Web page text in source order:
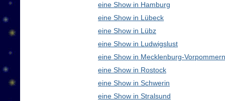
eine Show in Hamburg
eine Show in Lübeck
eine Show in Lübz
eine Show in Ludwigslust
eine Show in Mecklenburg-
eine Show in Rostock
eine Show in Schwerin
eine Show in Stralsund